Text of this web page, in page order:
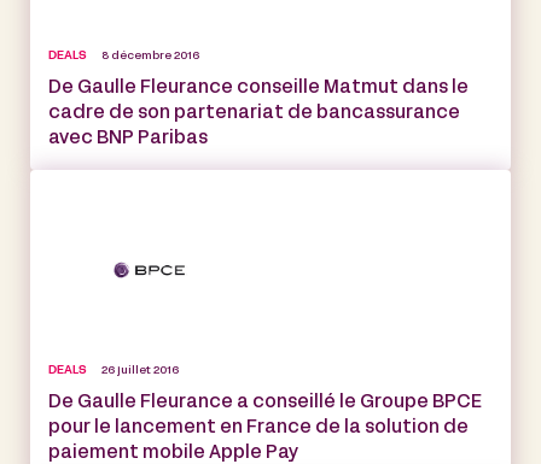
DEALS 8 décembre 2016
De Gaulle Fleurance conseille Matmut dans le
cadre de son partenariat de bancassurance
avec BNP Paribas
DEALS 26 juillet 2016
De Gaulle Fleurance a conseillé le Groupe BPCE
pour le lancement en France de la solution de
paiement mobile Apple Pay